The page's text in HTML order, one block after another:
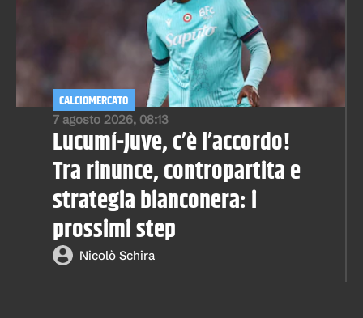
7 agosto 2026, 08:13
CALCIOMERCATO
Lucumí-Juve, c’è l’accordo!
Tra rinunce, contropartita e
strategia bianconera: i
prossimi step
Nicolò Schira